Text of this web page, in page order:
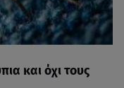
και όχι τους